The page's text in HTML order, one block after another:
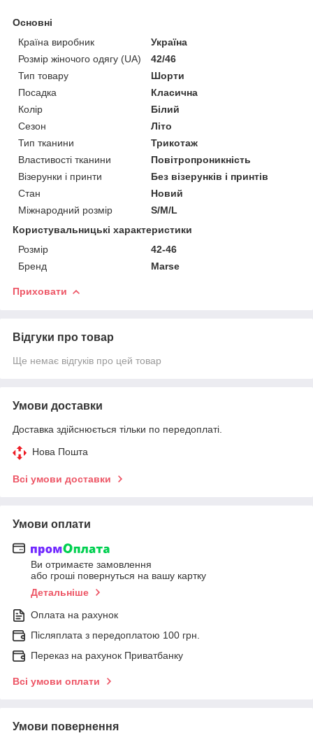
Основні
Країна виробник
Україна
Розмір жіночого одягу (UA)
42/46
Тип товару
Шорти
Посадка
Класична
Колір
Білий
Сезон
Літо
Тип тканини
Трикотаж
Властивості тканини
Повітропроникність
Візерунки і принти
Без візерунків і принтів
Стан
Новий
Міжнародний розмір
S/M/L
Користувальницькі характеристики
Розмір
42-46
Бренд
Marse
Приховати
Відгуки про товар
Ще немає відгуків про цей товар
Умови доставки
Доставка здійснюється тільки по передоплаті.
Нова Пошта
Всі умови доставки
Умови оплати
Ви отримаєте замовлення
або гроші повернуться на вашу картку
Детальніше
Оплата на рахунок
Післяплата з передоплатою 100 грн.
Переказ на рахунок Приватбанку
Всі умови оплати
Умови повернення